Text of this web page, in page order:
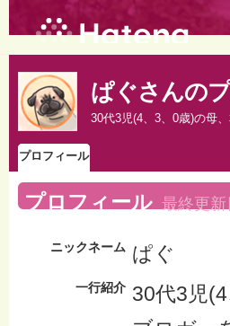
ぱぐさんの
30代3児(4、3、0歳)の母
プロフィール
プロフィール 最終更新
ニックネーム ぱぐ
一行紹介 30代3児